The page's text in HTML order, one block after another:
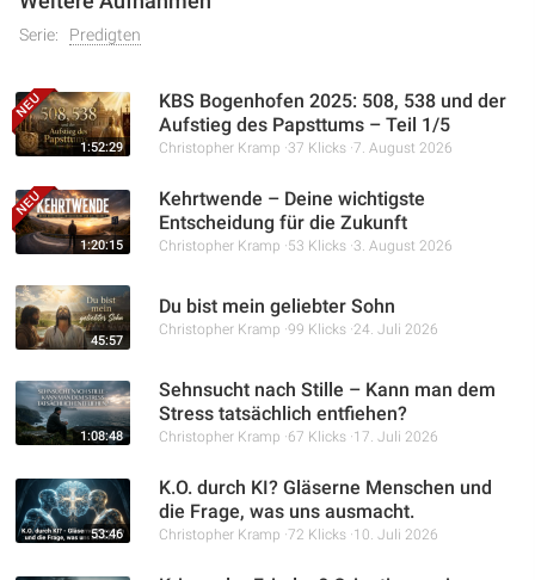
und ihnen das Evangelium bringen.
Serie: Predigten
1:52:29
KBS Bogenhofen 2025: 508, 538 und der
Aufstieg des Papsttums – Teil 1/5
Christopher Kramp 37 Klicks 7. August 2026
1:20:15
Kehrtwende – Deine wichtigste
Entscheidung für die Zukunft
Christopher Kramp 53 Klicks 3. August 2026
45:57
Du bist mein geliebter Sohn
Christopher Kramp 99 Klicks 24. Juli 2026
1:08:48
Sehnsucht nach Stille – Kann man dem
Stress tatsächlich entfiehen?
Christopher Kramp 67 Klicks 17. Juli 2026
53:46
K.O. durch KI? Gläserne Menschen und
die Frage, was uns ausmacht.
Christopher Kramp 72 Klicks 10. Juli 2026